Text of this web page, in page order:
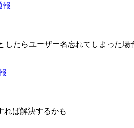
報
したらユーザー名忘れてしまった場
れば解決するかも